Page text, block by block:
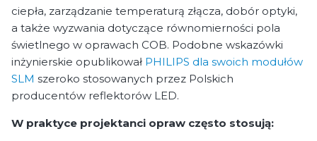
ciepła, zarządzanie temperaturą złącza, dobór optyki,
a także wyzwania dotyczące równomierności pola
świetlnego w oprawach COB. Podobne wskazówki
inżynierskie opublikował PHILIPS dla swoich modułów
SLM szeroko stosowanych przez Polskich
producentów reflektorów LED.
W praktyce projektanci opraw często stosują: